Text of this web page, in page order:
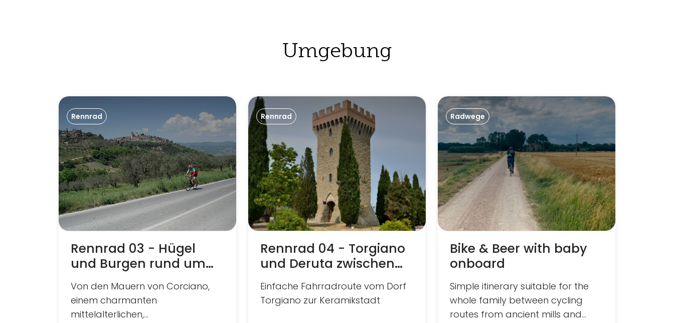
Umgebung
Rennrad
Rennrad 03 - Hügel
und Burgen rund um
Corciano
Von den Mauern von Corciano,
einem charmanten
mittelalterlichen,
Rennrad
Rennrad 04 - Torgiano
und Deruta zwischen
Wein und Majolika
Einfache Fahrradroute vom Dorf
Torgiano zur Keramikstadt
Radwege
Bike & Beer with baby
onboard
Simple itinerary suitable for the
whole family between cycling
routes from ancient mills and